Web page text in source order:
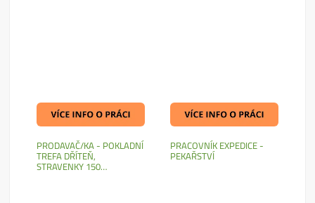
PRODAVAČ/KA - POKLADNÍ
TREFA DŘÍTEŇ,
STRAVENKY 150…
PRACOVNÍK EXPEDICE -
PEKAŘSTVÍ